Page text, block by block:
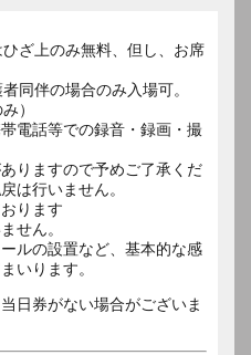
ざ上のみ無料、但し、お席
同伴の場合のみ入場可。
）
電話等での録音・録画・撮
りますので予めご了承くだ
は行いません。
ります
せん。
ルの設置など、基本的な感
いります。
日券がない場合がございま